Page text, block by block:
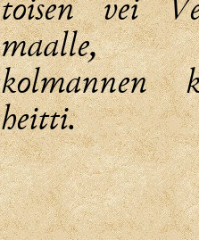
maalle,
kolmannen
heitti.